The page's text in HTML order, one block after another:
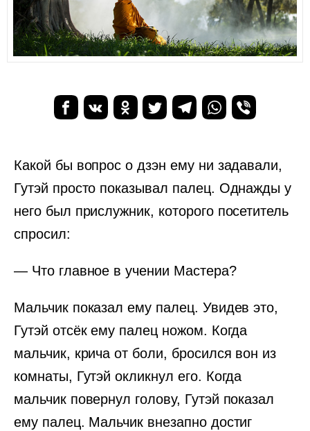
Какой бы вопрос о дзэн ему ни задавали,
Гутэй просто показывал палец. Однажды у
него был прислужник, которого посетитель
спросил:
— Что главное в учении Мастера?
Мальчик показал ему палец. Увидев это,
Гутэй отсёк ему палец ножом. Когда
мальчик, крича от боли, бросился вон из
комнаты, Гутэй окликнул его. Когда
мальчик повернул голову, Гутэй показал
ему палец. Мальчик внезапно достиг